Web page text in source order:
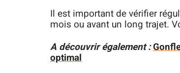
Il est important de vérifier
mois ou avant un long trajet.
A découvrir également :
optimal